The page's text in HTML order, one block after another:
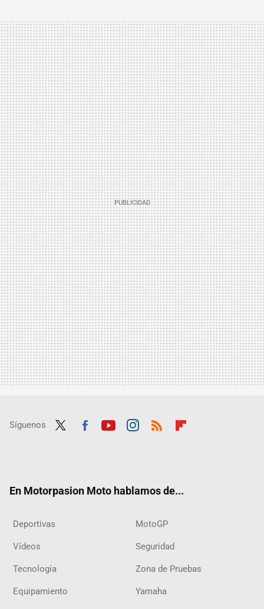
Síguenos
En Motorpasion Moto hablamos de...
Deportivas MotoGP
Vídeos Seguridad
Tecnología Zona de Pruebas
Equipamiento Yamaha